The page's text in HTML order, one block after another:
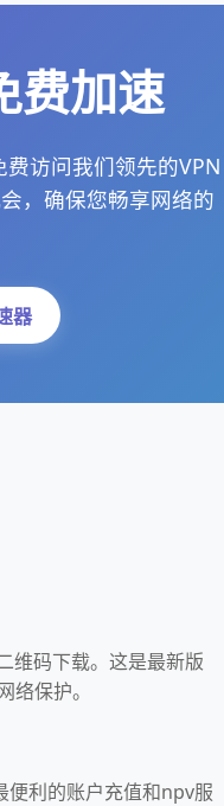
费加速
访问我们领先的VPN
，确保您畅享网络的
器
维码下载。这是最新版
保护。
便利的账户充值和npv服